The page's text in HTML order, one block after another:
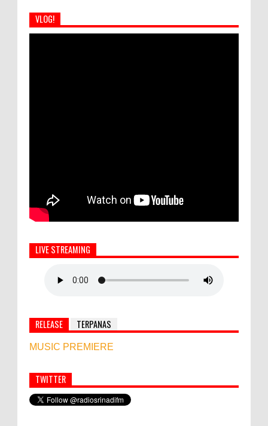
VLOG!
LIVE STREAMING
RELEASE TERPANAS
MUSIC PREMIERE
Simbol Persahabatan, RI Bangun Islamic Centre di
Afghanistan
TWITTER